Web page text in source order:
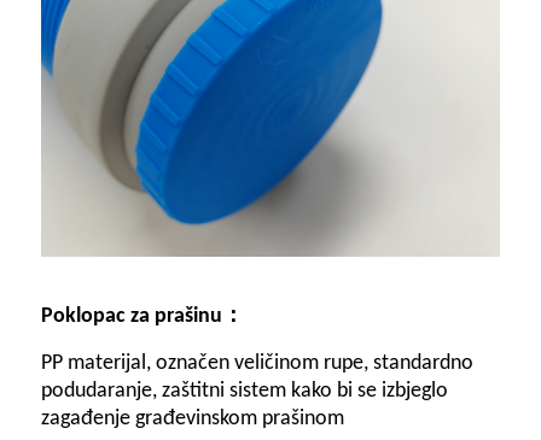
Poklopac za prašinu ：
PP materijal, označen veličinom rupe, standardno
podudaranje, zaštitni sistem kako bi se izbjeglo
zagađenje građevinskom prašinom